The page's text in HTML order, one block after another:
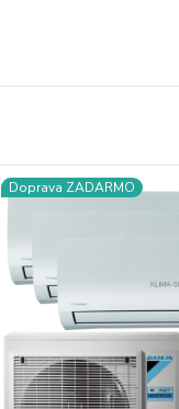
Doprava ZADARMO